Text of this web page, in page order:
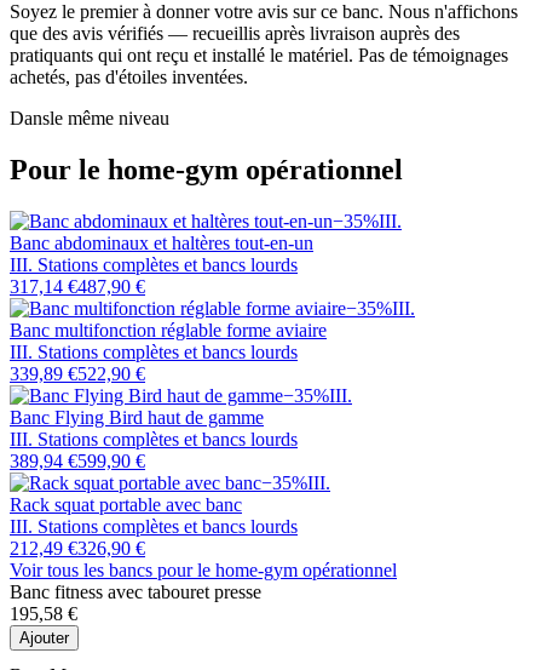
Soyez le premier à donner votre avis sur ce banc. Nous n'affichons
que des avis vérifiés — recueillis après livraison auprès des
pratiquants qui ont reçu et installé le matériel. Pas de témoignages
achetés, pas d'étoiles inventées.
Dansle même niveau
Pour le home-gym opérationnel
−35%III.
Banc abdominaux et haltères tout-en-un
III. Stations complètes et bancs lourds
317,14 €487,90 €
−35%III.
Banc multifonction réglable forme aviaire
III. Stations complètes et bancs lourds
339,89 €522,90 €
−35%III.
Banc Flying Bird haut de gamme
III. Stations complètes et bancs lourds
389,94 €599,90 €
−35%III.
Rack squat portable avec banc
III. Stations complètes et bancs lourds
212,49 €326,90 €
Voir tous les bancs pour le home-gym opérationnel
Banc fitness avec tabouret presse
195,58 €
Ajouter